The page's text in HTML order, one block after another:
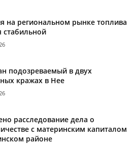
на региональном рынке топлива
стабильной
подозреваемый в двух
кражах в Нее
расследование дела о
с материнским капиталом
районе